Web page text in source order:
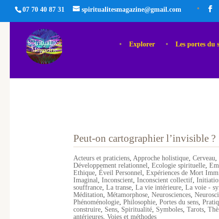
07 70 40 87 31 spiritualitesmagazine@gmail.com
Explorer Les portes du
Peut-on cartographier l’invisible ?
Acteurs et praticiens,Approche holistique,Cerveau,
Développement relationnel,Ecologie spirituelle,
Ethique,Éveil Personnel,Expériences de Mort
Imaginal,Inconscient,Inconscient collectif,
souffrance,La transe,La vie intérieure,La voie -
Méditation,Métamorphose,Neurosciences,
Phénoménologie,Philosophie,Portes du sens,
construire, Sens, Spiritualité, Symboles,Tarots,
antérieures,Voies et méthodes